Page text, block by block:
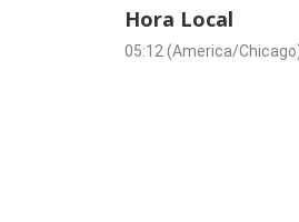
Hora Local
05:12 (America/